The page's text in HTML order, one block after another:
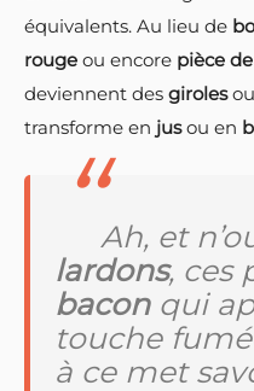
équivalents. Au lieu de
rouge ou encore pièce
deviennent des giroles
transforme en jusou en
Ah, et
lardons, ces
baconqui
touche
à ce met